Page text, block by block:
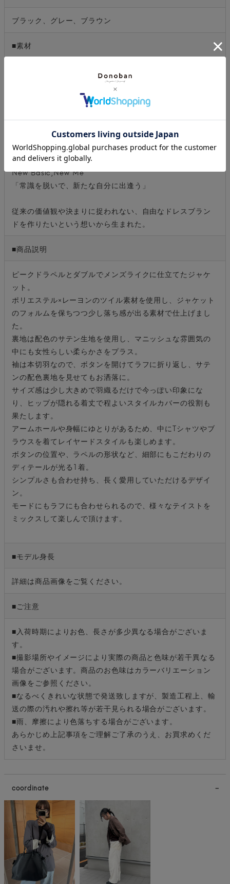
ブラック、グレー、ブラウン
■素材
ポリエステル 80％、レーヨン 16％、ポリウレタン 4％
■ブランド説明
セレクトブランドのANDRESD アンドレスド
New Basic,New Me
「常識を脱いで、新たな自分に出逢う」
従来の価値観や決まりに捉われない、自由なドレスブラン
ドを作りたいという想いから生まれた。
■商品説明
ピークドラペルとダブルでメンズライクに仕立てたジャケ
ット。
ポリエステル×レーヨンのツイル素材を使用し、ジャケット
のフォルムを保ちつつ少し落ち感が出る素材で仕上げまし
た。
裏地は配色のサテン生地を使用し、マニッシュな雰囲気の
中にも女性らしい柔らかさをプラス。
袖は本切羽なので、ボタンを開けてラフに折り返し、サテ
ンの配色裏地を見せてもお洒落に。
サイズ感は少し大きめで羽織るだけで今っぽい印象にな
り、ヒップが隠れる着丈で程よいスタイルカバーの役割も
果たします。
アームホールや身幅にゆとりがあるため、中にTシャツやブ
ラウスを着てレイヤードスタイルも楽しめます。
ボタンの位置や、ラペルの形状など、細部にもこだわりの
ディテールが光る1着。
シンプルさも合わせ持ち、長く愛用していただけるデザイ
ン。
モードにもラフにも合わせられるので、様々なテイストを
ミックスして楽しんで頂けます。
■モデル身長
詳細は商品画像をご覧ください。
■ご注意
■入荷時期によりお色、長さが多少異なる場合がございま
す。
■撮影場所やイメージにより実際の商品と色味が若干異なる
場合がございます。商品のお色味はカラーバリエーション
画像をご参照ください。
■なるべくきれいな状態で発送致しますが、製造工程上、輸
送の際の汚れや擦れ等が若干見られる場合がございます。
■雨、摩擦により色落ちする場合がございます。
あらかじめ上記事項をご理解ご了承のうえ、お買求めくだ
さいませ。
coordinate